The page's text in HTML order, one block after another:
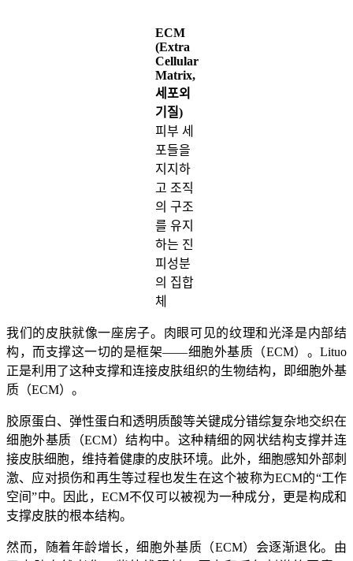
ECM
(Extra
Cellular
Matrix,
세포외
기질)
피부 세
포들을
지지하
고 조직
의 구조
를 유지
하는 진
피성분
의 집합
체
我们的皮肤就像一座房子。肉眼可见的纹理和光泽是内部结
构，而支撑这一切的是框架——细胞外基质（ECM）。Lituo
正是利用了这种支撑和连接皮肤组织的生物结构，即细胞外基
质（ECM）。
胶原蛋白、弹性蛋白和透明质酸等关键成分错综复杂地交织在
细胞外基质（ECM）结构中。这种精细的网状结构支撑并连
接皮肤细胞，维持着健康的皮肤环境。此外，细胞感知外部刺
激、应对损伤和再生等过程也发生在这个被称为ECM的“工作
空间”中。因此，ECM不仅可以被视为一种成分，更是构成和
支撑皮肤的根本结构。
然而，随着年龄增长，细胞外基质（ECM）会逐渐退化。由